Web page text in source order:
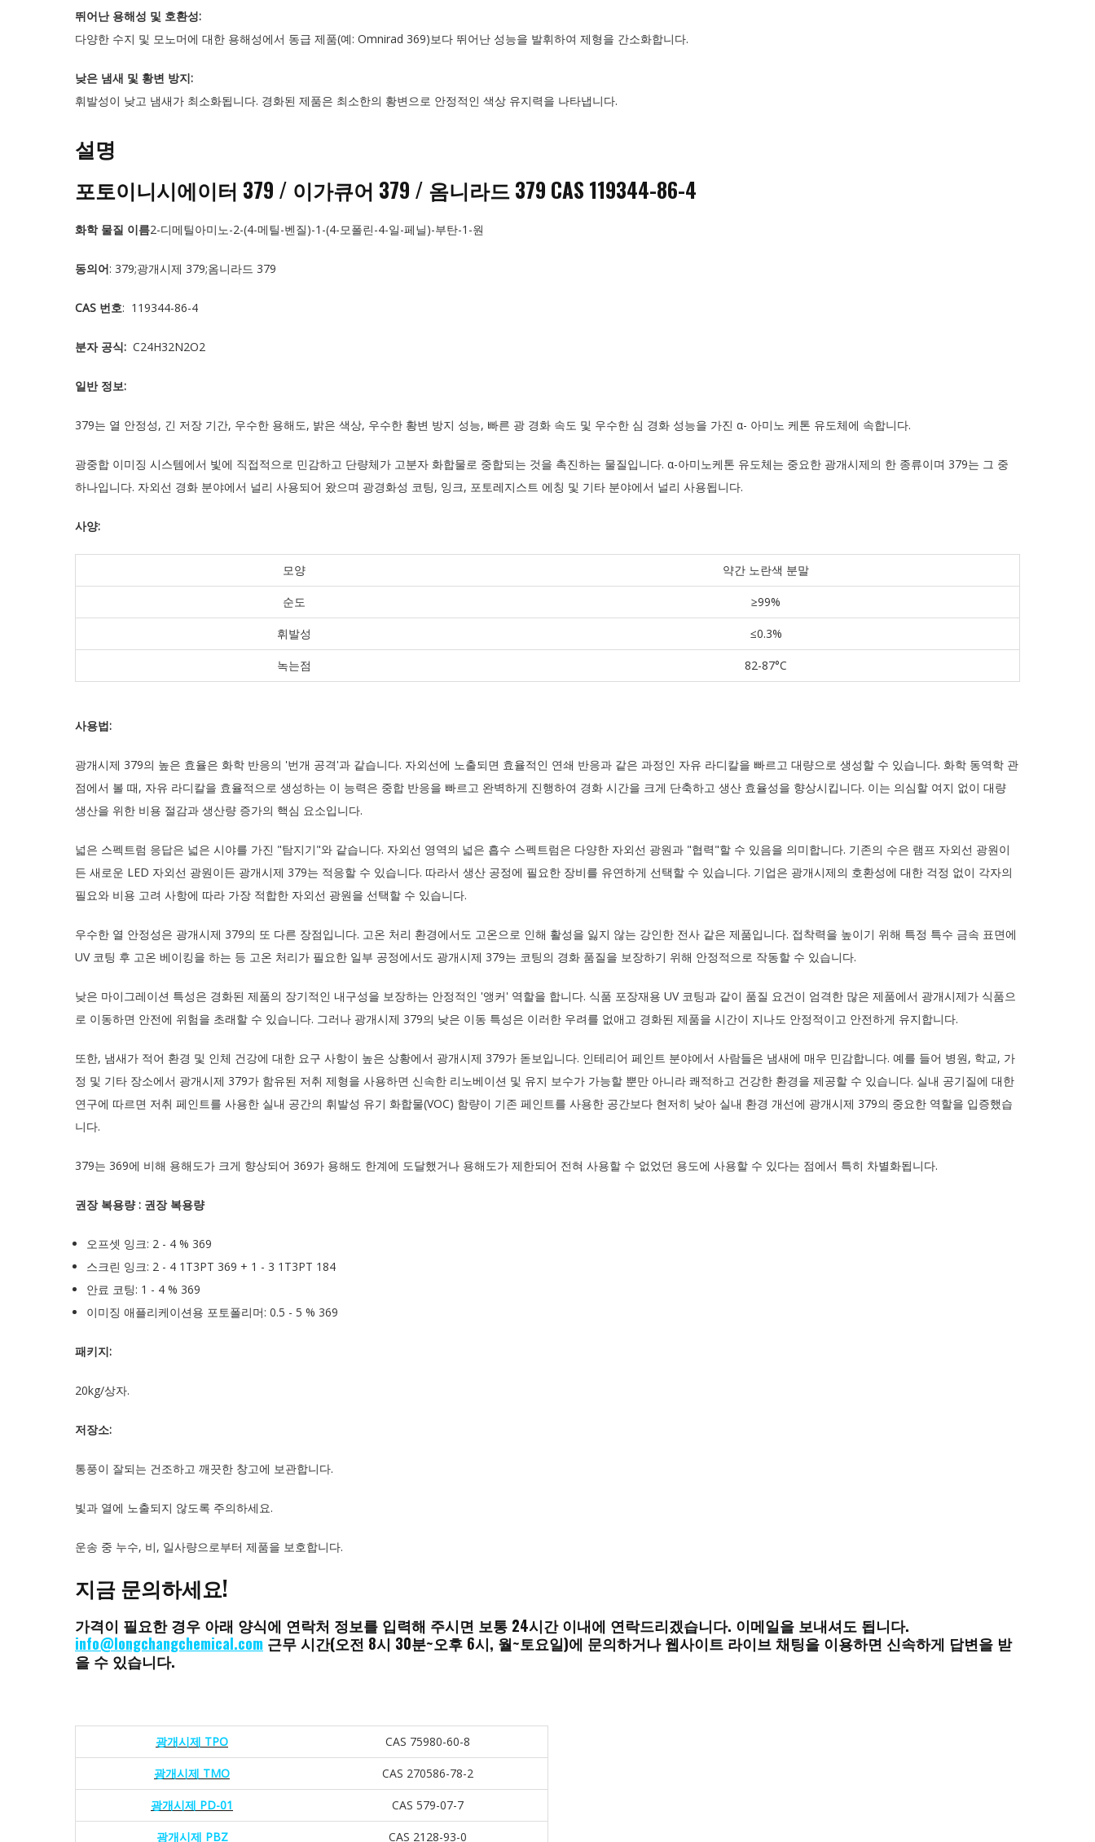
뛰어난 용해성 및 호환성:
다양한 수지 및 모노머에 대한 용해성에서 동급 제품(예: Omnirad 369)보다 뛰어난 성능을 발휘하여 제형을 간소화합니다.
낮은 냄새 및 황변 방지:
휘발성이 낮고 냄새가 최소화됩니다. 경화된 제품은 최소한의 황변으로 안정적인 색상 유지력을 나타냅니다.
설명
포토이니시에이터 379 / 이가큐어 379 / 옴니라드 379 CAS 119344-86-4
화학 물질 이름2-디메틸아미노-2-(4-메틸-벤질)-1-(4-모폴린-4-일-페닐)-부탄-1-원
동의어: 379;광개시제 379;옴니라드 379
CAS 번호: 119344-86-4
분자 공식: C24H32N2O2
일반 정보:
379는 열 안정성, 긴 저장 기간, 우수한 용해도, 밝은 색상, 우수한 황변 방지 성능, 빠른 광 경화 속도 및 우수한 심 경화 성능을 가진 α- 아미노 케톤 유도체에 속합니다.
광중합 이미징 시스템에서 빛에 직접적으로 민감하고 단량체가 고분자 화합물로 중합되는 것을 촉진하는 물질입니다. α-아미노케톤 유도체는 중요한 광개시제의 한 종류이며 379는 그 중
하나입니다. 자외선 경화 분야에서 널리 사용되어 왔으며 광경화성 코팅, 잉크, 포토레지스트 에칭 및 기타 분야에서 널리 사용됩니다.
사양:
모양 약간 노란색 분말
순도 ≥99%
휘발성 ≤0.3%
녹는점 82-87°C
사용법:
광개시제 379의 높은 효율은 화학 반응의 '번개 공격'과 같습니다. 자외선에 노출되면 효율적인 연쇄 반응과 같은 과정인 자유 라디칼을 빠르고 대량으로 생성할 수 있습니다. 화학 동역학 관
점에서 볼 때, 자유 라디칼을 효율적으로 생성하는 이 능력은 중합 반응을 빠르고 완벽하게 진행하여 경화 시간을 크게 단축하고 생산 효율성을 향상시킵니다. 이는 의심할 여지 없이 대량
생산을 위한 비용 절감과 생산량 증가의 핵심 요소입니다.
넓은 스펙트럼 응답은 넓은 시야를 가진 "탐지기"와 같습니다. 자외선 영역의 넓은 흡수 스펙트럼은 다양한 자외선 광원과 "협력"할 수 있음을 의미합니다. 기존의 수은 램프 자외선 광원이
든 새로운 LED 자외선 광원이든 광개시제 379는 적응할 수 있습니다. 따라서 생산 공정에 필요한 장비를 유연하게 선택할 수 있습니다. 기업은 광개시제의 호환성에 대한 걱정 없이 각자의
필요와 비용 고려 사항에 따라 가장 적합한 자외선 광원을 선택할 수 있습니다.
우수한 열 안정성은 광개시제 379의 또 다른 장점입니다. 고온 처리 환경에서도 고온으로 인해 활성을 잃지 않는 강인한 전사 같은 제품입니다. 접착력을 높이기 위해 특정 특수 금속 표면에
UV 코팅 후 고온 베이킹을 하는 등 고온 처리가 필요한 일부 공정에서도 광개시제 379는 코팅의 경화 품질을 보장하기 위해 안정적으로 작동할 수 있습니다.
낮은 마이그레이션 특성은 경화된 제품의 장기적인 내구성을 보장하는 안정적인 '앵커' 역할을 합니다. 식품 포장재용 UV 코팅과 같이 품질 요건이 엄격한 많은 제품에서 광개시제가 식품으
로 이동하면 안전에 위험을 초래할 수 있습니다. 그러나 광개시제 379의 낮은 이동 특성은 이러한 우려를 없애고 경화된 제품을 시간이 지나도 안정적이고 안전하게 유지합니다.
또한, 냄새가 적어 환경 및 인체 건강에 대한 요구 사항이 높은 상황에서 광개시제 379가 돋보입니다. 인테리어 페인트 분야에서 사람들은 냄새에 매우 민감합니다. 예를 들어 병원, 학교, 가
정 및 기타 장소에서 광개시제 379가 함유된 저취 제형을 사용하면 신속한 리노베이션 및 유지 보수가 가능할 뿐만 아니라 쾌적하고 건강한 환경을 제공할 수 있습니다. 실내 공기질에 대한
연구에 따르면 저취 페인트를 사용한 실내 공간의 휘발성 유기 화합물(VOC) 함량이 기존 페인트를 사용한 공간보다 현저히 낮아 실내 환경 개선에 광개시제 379의 중요한 역할을 입증했습
니다.
379는 369에 비해 용해도가 크게 향상되어 369가 용해도 한계에 도달했거나 용해도가 제한되어 전혀 사용할 수 없었던 용도에 사용할 수 있다는 점에서 특히 차별화됩니다.
권장 복용량 : 권장 복용량
오프셋 잉크: 2 - 4 % 369
스크린 잉크: 2 - 4 1T3PT 369 + 1 - 3 1T3PT 184
안료 코팅: 1 - 4 % 369
이미징 애플리케이션용 포토폴리머: 0.5 - 5 % 369
패키지:
20kg/상자.
저장소:
통풍이 잘되는 건조하고 깨끗한 창고에 보관합니다.
빛과 열에 노출되지 않도록 주의하세요.
운송 중 누수, 비, 일사량으로부터 제품을 보호합니다.
지금 문의하세요!
가격이 필요한 경우 아래 양식에 연락처 정보를 입력해 주시면 보통 24시간 이내에 연락드리겠습니다. 이메일을 보내셔도 됩니다.
info@longchangchemical.com 근무 시간(오전 8시 30분~오후 6시, 월~토요일)에 문의하거나 웹사이트 라이브 채팅을 이용하면 신속하게 답변을 받
을 수 있습니다.
광개시제 TPO CAS 75980-60-8
광개시제 TMO CAS 270586-78-2
광개시제 PD-01 CAS 579-07-7
광개시제 PBZ CAS 2128-93-0